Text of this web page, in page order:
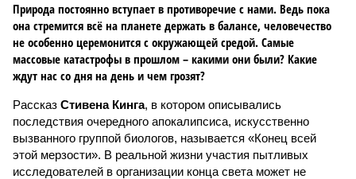
Природа постоянно вступает в противоречие с нами. Ведь пока
она стремится всё на планете держать в балансе, человечество
не особенно церемонится с окружающей средой. Самые
массовые катастрофы в прошлом – какими они были? Какие
ждут нас со дня на день и чем грозят?
Рассказ Стивена Кинга, в котором описывались
последствия очередного апокалипсиса, искусственно
вызванного группой биологов, называется «Конец всей
этой мерзости». В реальной жизни участия пытливых
исследователей в организации конца света может не